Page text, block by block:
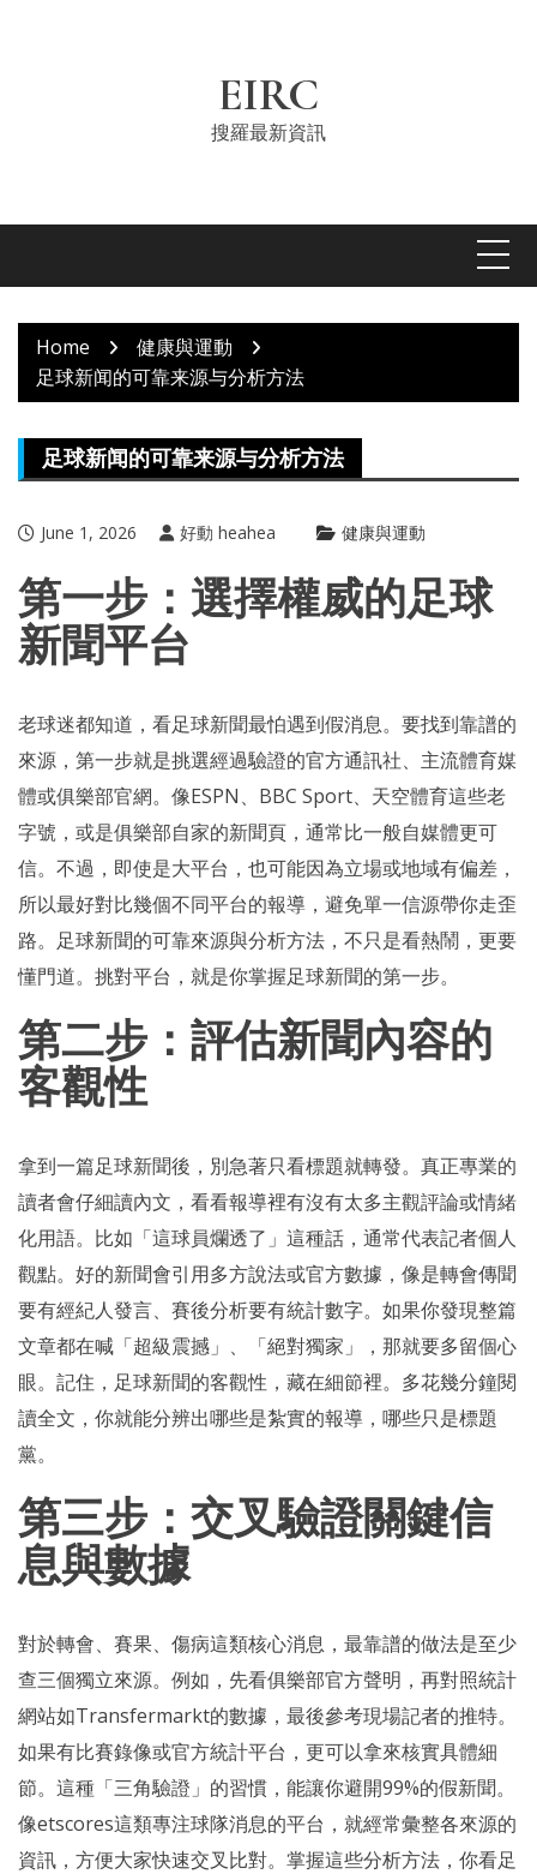
EIRC
搜羅最新資訊
Home
健康與運動
足球新闻的可靠来源与分析方法
足球新闻的可靠来源与分析方法
June 1, 2026 好動 heahea 健康與運動
第一步：選擇權威的足球
新聞平台
老球迷都知道，看足球新聞最怕遇到假消息。要找到靠譜的
來源，第一步就是挑選經過驗證的官方通訊社、主流體育媒
體或俱樂部官網。像ESPN、BBC Sport、天空體育這些老
字號，或是俱樂部自家的新聞頁，通常比一般自媒體更可
信。不過，即使是大平台，也可能因為立場或地域有偏差，
所以最好對比幾個不同平台的報導，避免單一信源帶你走歪
路。足球新聞的可靠來源與分析方法，不只是看熱鬧，更要
懂門道。挑對平台，就是你掌握足球新聞的第一步。
第二步：評估新聞內容的
客觀性
拿到一篇足球新聞後，別急著只看標題就轉發。真正專業的
讀者會仔細讀內文，看看報導裡有沒有太多主觀評論或情緒
化用語。比如「這球員爛透了」這種話，通常代表記者個人
觀點。好的新聞會引用多方說法或官方數據，像是轉會傳聞
要有經紀人發言、賽後分析要有統計數字。如果你發現整篇
文章都在喊「超級震撼」、「絕對獨家」，那就要多留個心
眼。記住，足球新聞的客觀性，藏在細節裡。多花幾分鐘閱
讀全文，你就能分辨出哪些是紮實的報導，哪些只是標題
黨。
第三步：交叉驗證關鍵信
息與數據
對於轉會、賽果、傷病這類核心消息，最靠譜的做法是至少
查三個獨立來源。例如，先看俱樂部官方聲明，再對照統計
網站如Transfermarkt的數據，最後參考現場記者的推特。
如果有比賽錄像或官方統計平台，更可以拿來核實具體細
節。這種「三角驗證」的習慣，能讓你避開99%的假新聞。
像etscores這類專注球隊消息的平台，就經常彙整各來源的
資訊，方便大家快速交叉比對。掌握這些分析方法，你看足